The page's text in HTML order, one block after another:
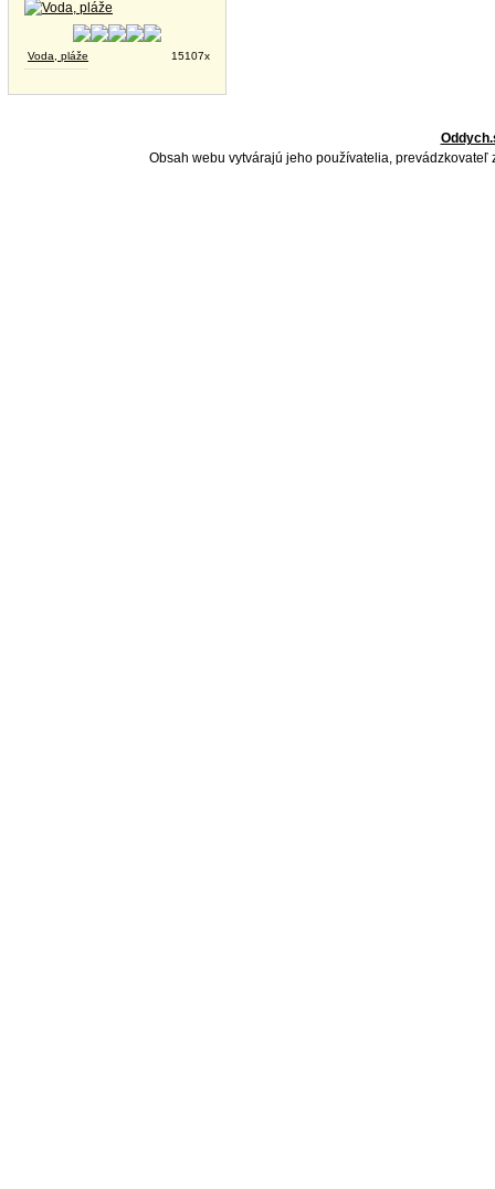
Voda, pláže 15107x
Obsah webu vytvárajú jeho používatelia,